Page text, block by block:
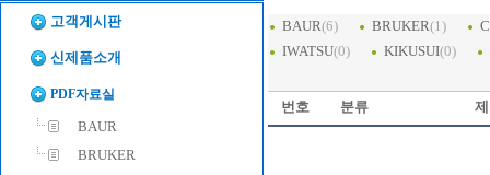
고객게시판
신제품소개
PDF자료실
BAUR
BRUKER
BAUR(6) BRUKER(1)
IWATSU(0) KIKUSUI(0)
번호 분류